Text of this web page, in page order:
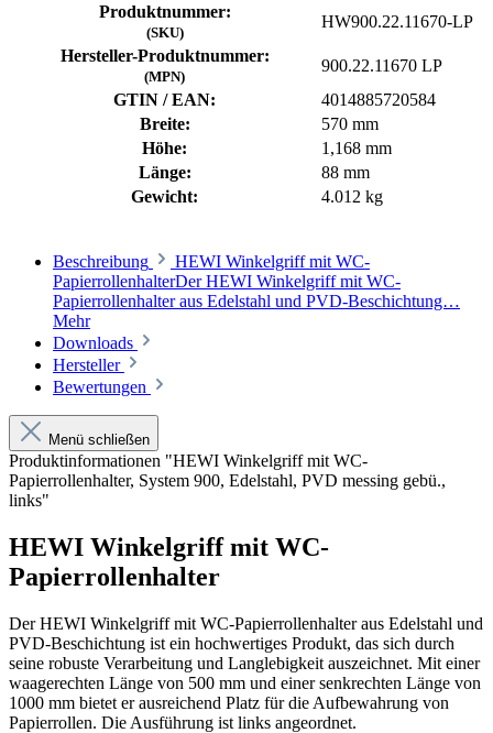
Produktnummer:
(SKU)
HW900.22.11670-LP
Hersteller-Produktnummer:
(MPN)
900.22.11670 LP
GTIN / EAN:
4014885720584
Breite:
570 mm
Höhe:
1,168 mm
Länge:
88 mm
Gewicht:
4.012 kg
Beschreibung
HEWI Winkelgriff mit WC-
PapierrollenhalterDer HEWI Winkelgriff mit WC-
Papierrollenhalter aus Edelstahl und PVD-Beschichtung…
Mehr
Downloads
Hersteller
Bewertungen
Menü schließen
Produktinformationen "HEWI Winkelgriff mit WC-
Papierrollenhalter, System 900, Edelstahl, PVD messing gebü.,
links"
HEWI Winkelgriff mit WC-
Papierrollenhalter
Der HEWI Winkelgriff mit WC-Papierrollenhalter aus Edelstahl und
PVD-Beschichtung ist ein hochwertiges Produkt, das sich durch
seine robuste Verarbeitung und Langlebigkeit auszeichnet. Mit einer
waagerechten Länge von 500 mm und einer senkrechten Länge von
1000 mm bietet er ausreichend Platz für die Aufbewahrung von
Papierrollen. Die Ausführung ist links angeordnet.